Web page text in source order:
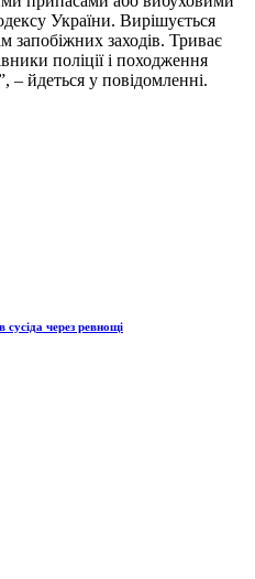
України. Вирішується
запобіжних заходів. Триває
поліції і походження
– йдеться у повідомленні.
сусіда через ревнощі